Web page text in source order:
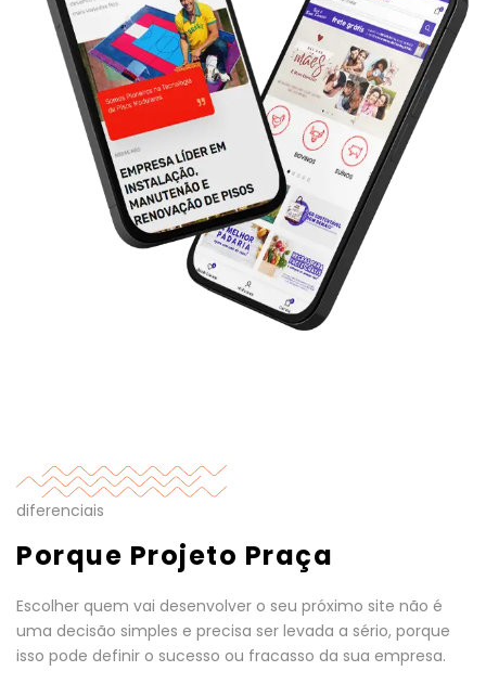
diferenciais
Porque Projeto Praça
Escolher quem vai desenvolver o seu próximo site não é
uma decisão simples e precisa ser levada a sério, porque
isso pode definir o sucesso ou fracasso da sua empresa.